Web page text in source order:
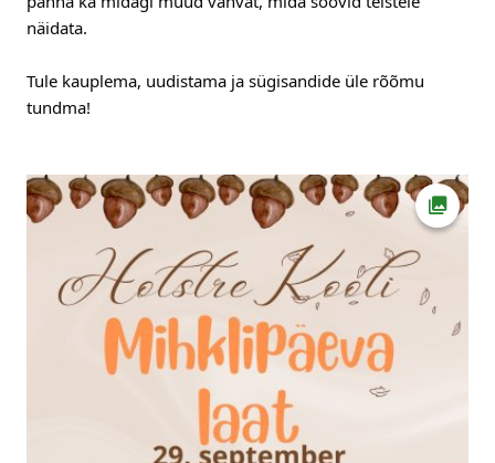
näidata.
Tule kauplema, uudistama ja sügisandide üle rõõmu
tundma!
Ava